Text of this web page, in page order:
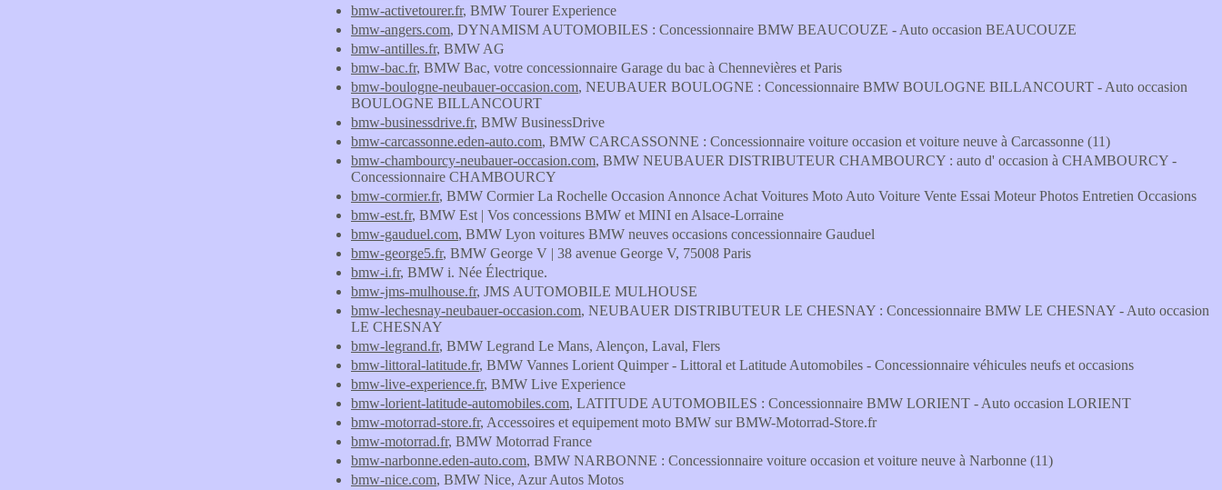
bmw-activetourer.fr, BMW Tourer Experience
bmw-angers.com, DYNAMISM AUTOMOBILES : Concessionnaire BMW BEAUCOUZE - Auto occasion BEAUCOUZE
bmw-antilles.fr, BMW AG
bmw-bac.fr, BMW Bac, votre concessionnaire Garage du bac à Chennevières et Paris
bmw-boulogne-neubauer-occasion.com, NEUBAUER BOULOGNE : Concessionnaire BMW BOULOGNE BILLANCOURT - Auto occasion
BOULOGNE BILLANCOURT
bmw-businessdrive.fr, BMW BusinessDrive
bmw-carcassonne.eden-auto.com, BMW CARCASSONNE : Concessionnaire voiture occasion et voiture neuve à Carcassonne (11)
bmw-chambourcy-neubauer-occasion.com, BMW NEUBAUER DISTRIBUTEUR CHAMBOURCY : auto d' occasion à CHAMBOURCY -
Concessionnaire CHAMBOURCY
bmw-cormier.fr, BMW Cormier La Rochelle Occasion Annonce Achat Voitures Moto Auto Voiture Vente Essai Moteur Photos Entretien Occasions
bmw-est.fr, BMW Est | Vos concessions BMW et MINI en Alsace-Lorraine
bmw-gauduel.com, BMW Lyon voitures BMW neuves occasions concessionnaire Gauduel
bmw-george5.fr, BMW George V | 38 avenue George V, 75008 Paris
bmw-i.fr, BMW i. Née Électrique.
bmw-jms-mulhouse.fr, JMS AUTOMOBILE MULHOUSE
bmw-lechesnay-neubauer-occasion.com, NEUBAUER DISTRIBUTEUR LE CHESNAY : Concessionnaire BMW LE CHESNAY - Auto occasion
LE CHESNAY
bmw-legrand.fr, BMW Legrand Le Mans, Alençon, Laval, Flers
bmw-littoral-latitude.fr, BMW Vannes Lorient Quimper - Littoral et Latitude Automobiles - Concessionnaire véhicules neufs et occasions
bmw-live-experience.fr, BMW Live Experience
bmw-lorient-latitude-automobiles.com, LATITUDE AUTOMOBILES : Concessionnaire BMW LORIENT - Auto occasion LORIENT
bmw-motorrad-store.fr, Accessoires et equipement moto BMW sur BMW-Motorrad-Store.fr
bmw-motorrad.fr, BMW Motorrad France
bmw-narbonne.eden-auto.com, BMW NARBONNE : Concessionnaire voiture occasion et voiture neuve à Narbonne (11)
bmw-nice.com, BMW Nice, Azur Autos Motos